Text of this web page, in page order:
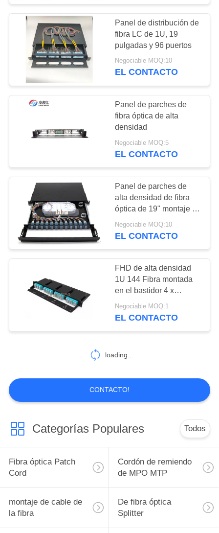
transmisor-receptor
de fibra óptica
105
De fibra óptica
Patch Panel
Caja de fibra óptica
de la terminación
Cables multi pre
60
De fibra óptica
flexible de conexión
86
Panel de distribución de
fibra LC de 1U, 19
pulgadas y 96 puertos
Negociable MOQ:10
EL CONTACTO
Panel de parches de
fibra óptica de alta
densidad
Negociable MOQ:5
EL CONTACTO
Panel de parches de
alta densidad de fibra
óptica de 19" montaje en
bastidor 1U 96F
adaptador LC Quad
Negociable MOQ:10
EL CONTACTO
FHD de alta densidad
1U 144 Fibra montada
en el bastidor 4 x
Cásetes o paneles FHD
Negociable MOQ:1
EL CONTACTO
loading...
CONTACTO!
Categorías Populares Todos
Fibra óptica Patch
Cord
Cordón de remiendo
de MPO MTP
montaje de cable de
la fibra
De fibra óptica
Splitter